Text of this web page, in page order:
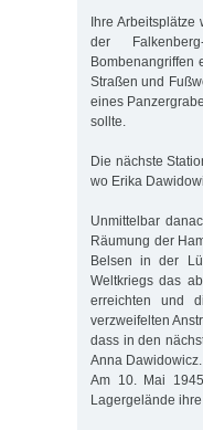
Ihre Arbeitsplätze
der
Bombenangriffen
Straßen und
eines
sollte.
Die nächste
wo Erika
Unmittelbar
Räumung der
Belsen in der
Weltkriegs das
erreichten und
verzweifelten
dass in den
Anna Dawidowicz.
Am 10. Mai
Lagergelände ihre